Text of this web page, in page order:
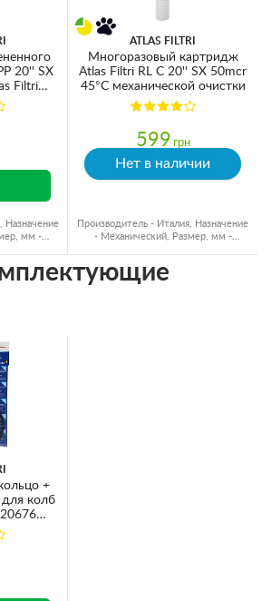
20'' SX
Filtri
Назначение
мм -
ATLAS FILTRI
Многоразовый картридж
Atlas Filtri RL C 20'' SX 50mcr
45°C механической очистки
599 грн
Нет в наличии
Производитель - Италия, Назначение
- Механический, Размер, мм -
+
колб